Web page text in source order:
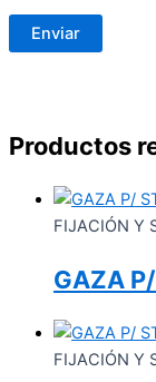
Productos
FIJACIÓN Y
GAZA
FIJACIÓN Y